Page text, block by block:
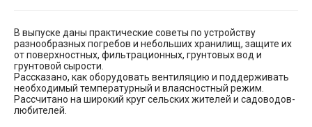
В выпуске даны практические советы по устройству
разнообразных погребов и небольших хранилищ, защите их
от поверхностных, фильтрационных, грунтовых вод и
грунтовой сырости.
Рассказано, как оборудовать вентиляцию и поддерживать
необходимый температурный и влаясностный режим.
Рассчитано на широкий круг сельских жителей и садоводов-
любителей.